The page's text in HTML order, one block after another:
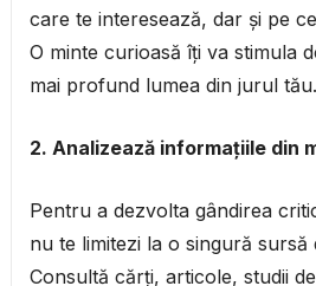
care te interesează, dar și pe
O minte curioasă îți va stimula
mai profund lumea din jurul tău.
2. Analizează informațiile din
Pentru a dezvolta gândirea
nu te limitezi la o singură sursă
Consultă cărți, articole, studii